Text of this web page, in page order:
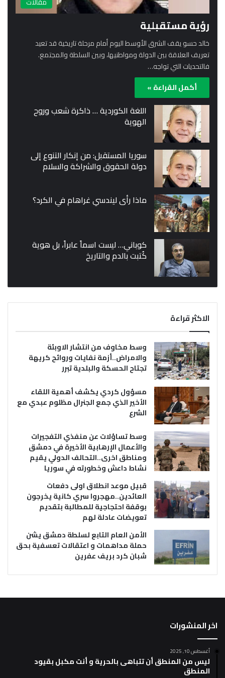
رؤية مستقبلية
خالد حسو يقف الشرق الأوسط اليوم أمام مرحلة تاريخية قد تعيد
تعريف العلاقة بين الدولة ومواطنيها، وبين السلطة والمجتمع.
فالتحديات التي تواجه…
أكمل القراءة »
اللغة الكوردية … ذاكرة شعب وروح
الهوية
سوريا المستقبل: من إنكار التنوع إلى
دولة الحقوق والشراكة والسلام
ماذا رأى ليندسي غراهام في الكرد؟
كوباني… ليست اسماً عابراً، بل هوية
كُتبت بالدم والتاريخ
الاكثر قراءة
وسط مخاوف من انتشار الاوبئة
والامراض..أزمة نفايات وروائح كريهة
تجتاح الحسكة والبلدية تبرر
مسؤول كردي يكشف أهمية اللقاء
الأخير الذي جمع الجنرال مظلوم عبدي مع
الشرع
وسط تساؤلات عن منفذي التفجيرات
والأعمال الإرهابية الأخيرة في دمشق
ومناطق اخرى..التحالف الدولي يقيم
نشاط داعش وخطورته في سوريا
قبيل موعد انطلاق اولى دفعات
العائدين..مهجروا سري كانية يخرجون
بوقفة احتجاجية للمطالبة بتقديم
تعويضات عادلة لهم
الأمن العام التابع لسلطة دمشق يشن
حملة مداهمات و اعتقالات تعسفية بحق
شبان كرد بريف عفرين
اخر المنشورات
أغسطس 10, 2025
ليس من المنطق أن تتباهى بالحرية و أنت مكبل بقيود
المنطق